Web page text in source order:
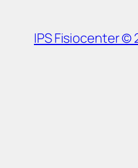
contenido
IPS Fisiocenter ©